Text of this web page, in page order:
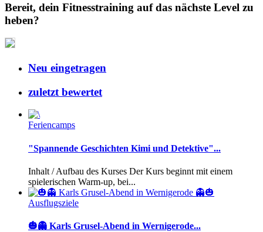
Bereit, dein Fitnesstraining auf das nächste Level zu
heben?
Neu eingetragen
zuletzt bewertet
Feriencamps
"Spannende Geschichten Kimi und Detektive"...
Inhalt / Aufbau des Kurses Der Kurs beginnt mit einem
spielerischen Warm-up, bei...
Ausflugsziele
🎃👻 Karls Grusel-Abend in Wernigerode...